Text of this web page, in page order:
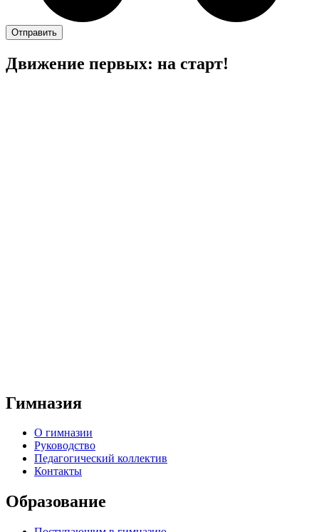
Отправить
Движение первых: на старт!
Гимназия
О гимназии
Руководство
Педагогический коллектив
Контакты
Образование